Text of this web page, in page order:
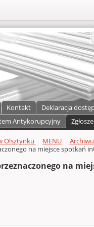
Kontakt Deklaracja
Antykorupcyjny
Olsztynku MENU
na miejsce spotkań
na